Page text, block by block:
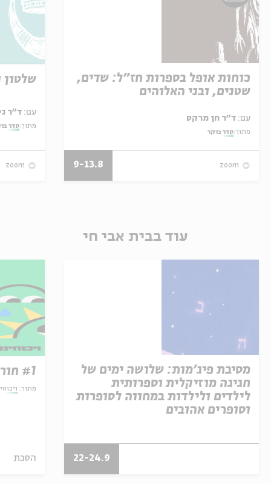
כוחות אופל בספרות חז"ל: שדים,
שטנים, ובני האלוהים
עם:
מתוך:סדר בוקר
zoom
9-13.8
שלטון
עם: ד"ר גילי זיוון
מתוך:סדר
zoom
עוד בבית אבי חי
מסיבת פיג'מות: שלושה ימים של
חגיגה מוזיקלית וספרותית
לילדים ולילדות במחווה לסופרות
וסופרים אהובים
22-24.9
#1 חורף או קיץ?
מתוך:
הסכת